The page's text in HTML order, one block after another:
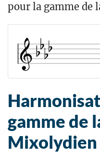
pour la gamme de
gamme de
Mixolydien